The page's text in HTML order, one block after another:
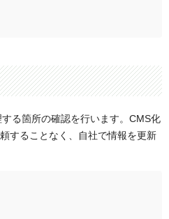
する箇所の確認を行います。CMS化
することなく、自社で情報を更新